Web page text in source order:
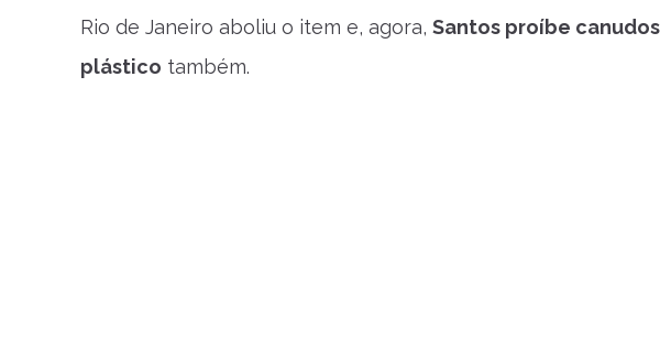
Rio de Janeiro aboliu o item e, agora, Santos proíbe
plástico também.